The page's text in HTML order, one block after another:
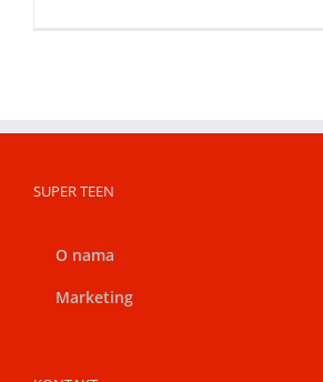
SUPER TEEN
O nama
Marketing